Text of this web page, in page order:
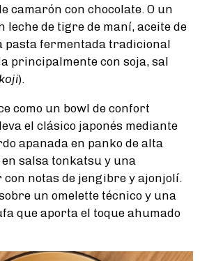
camarón con chocolate. O un
leche de tigre de maní, aceite de
pasta fermentada tradicional
principalmente con soja, sal
koji).
como un bowl de confort
el clásico japonés mediante
apanada en panko de alta
salsa tonkatsu y una
con notas de jengibre y ajonjolí.
un omelette técnico y una
que aporta el toque ahumado